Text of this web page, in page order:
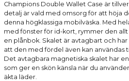
Champions Double Wallet Case är
detalj är vald med omsorg för att höja
denna högklassiga mobilväska. Med
med fönster för id-kort, rymmer den
en plånbok. Skalet är avtagbart och
att den med fördel även kan användas
Det avtagbara magnetiska skalet har
som ger en skön känsla när du
äkta läder.